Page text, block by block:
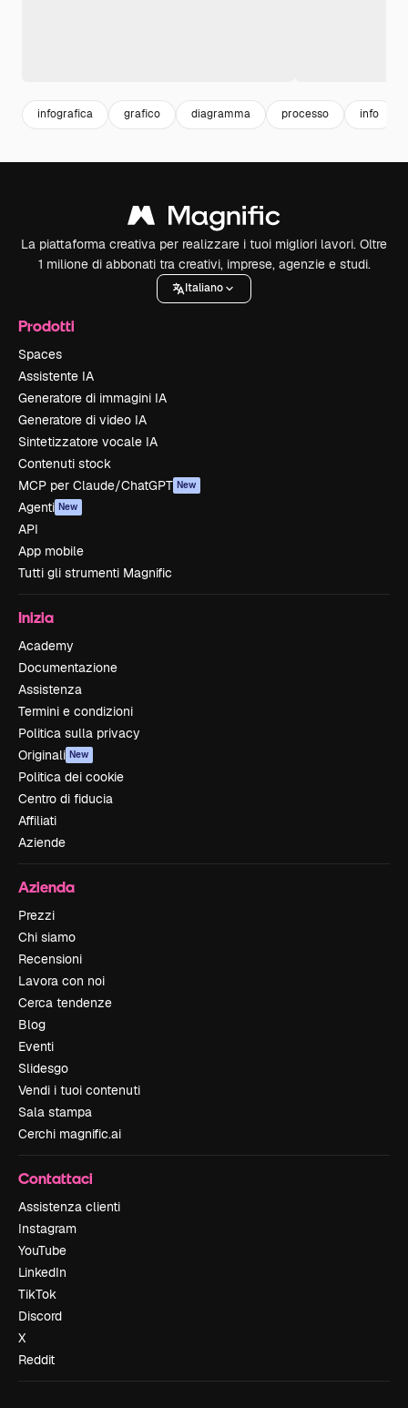
infografica grafico diagramma processo info
La piattaforma creativa per realizzare i tuoi migliori lavori. Oltre
1 milione di abbonati tra creativi, imprese, agenzie e studi.
Italiano
Prodotti
Spaces
Assistente IA
Generatore di immagini IA
Generatore di video IA
Sintetizzatore vocale IA
Contenuti stock
MCP per Claude/ChatGPT New
Agenti New
API
App mobile
Tutti gli strumenti Magnific
Inizia
Academy
Documentazione
Assistenza
Termini e condizioni
Politica sulla privacy
Originali New
Politica dei cookie
Centro di fiducia
Affiliati
Aziende
Azienda
Prezzi
Chi siamo
Recensioni
Lavora con noi
Cerca tendenze
Blog
Eventi
Slidesgo
Vendi i tuoi contenuti
Sala stampa
Cerchi magnific.ai
Contattaci
Assistenza clienti
Instagram
YouTube
LinkedIn
TikTok
Discord
X
Reddit